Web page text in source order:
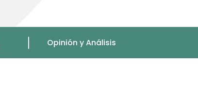
Opinión y Análisis